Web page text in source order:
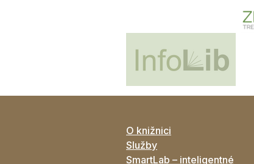
O knižnici
Služby
SmartLab – inteligentné